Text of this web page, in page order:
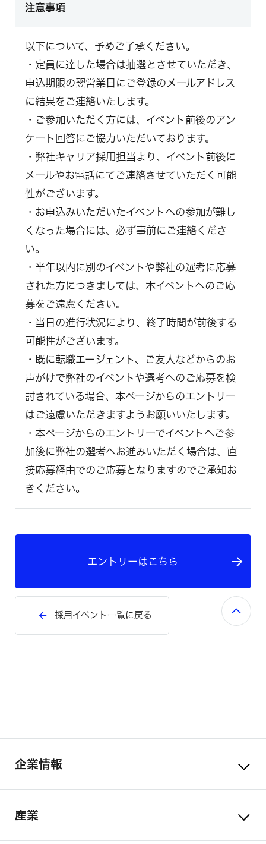
注意事項
以下について、予めご了承ください。
・定員に達した場合は抽選とさせていただき、
申込期限の翌営業日にご登録のメールアドレス
に結果をご連絡いたします。
・ご参加いただく方には、イベント前後のアン
ケート回答にご協力いただいております。
・弊社キャリア採用担当より、イベント前後に
メールやお電話にてご連絡させていただく可能
性がございます。
・お申込みいただいたイベントへの参加が難し
くなった場合には、必ず事前にご連絡くださ
い。
・半年以内に別のイベントや弊社の選考に応募
された方につきましては、本イベントへのご応
募をご遠慮ください。
・当日の進行状況により、終了時間が前後する
可能性がございます。
・既に転職エージェント、ご友人などからのお
声がけで弊社のイベントや選考へのご応募を検
討されている場合、本ページからのエントリー
はご遠慮いただきますようお願いいたします。
・本ページからのエントリーでイベントへご参
加後に弊社の選考へお進みいただく場合は、直
接応募経由でのご応募となりますのでご承知お
きください。
採用イベント一覧に戻る
エントリーはこちら
企業情報
産業